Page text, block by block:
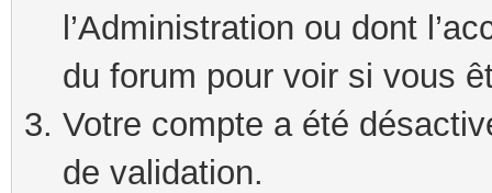
l’Administration ou dont
du forum pour voir si vous
Votre compte a été
de validation.